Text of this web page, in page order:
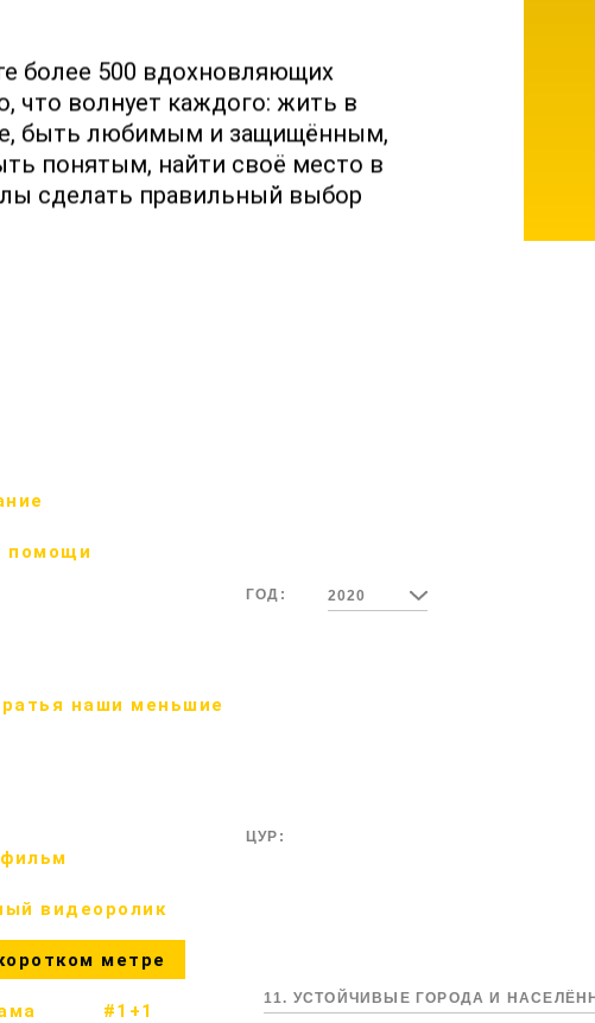
более 500 вдохновляющих
что волнует каждого: жить в
быть любимым и защищённым,
понятым, найти своё место в
сделать правильный выбор
помощи
наши меньшие
ГОД: 2020
видеоролик
метре
#1+1
ЦУР:
11. УСТОЙЧИВЫЕ ГОРОДА И